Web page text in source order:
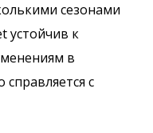
сезонами
устойчив к
в
с